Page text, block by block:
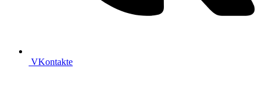
VKontakte